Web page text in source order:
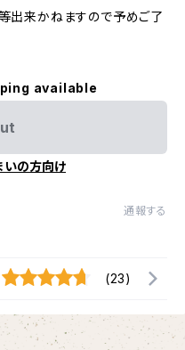
等出来かねますので予めご了
available
いの方向け
通報する
(23)